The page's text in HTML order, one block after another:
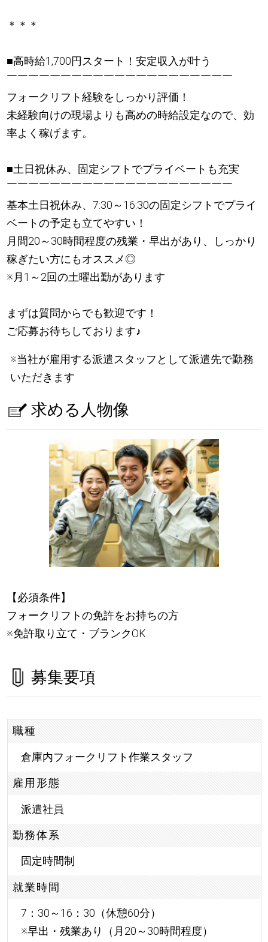
＊＊＊
■高時給1,700円スタート！安定収入が叶う
￣￣￣￣￣￣￣￣￣￣￣￣￣￣￣￣￣￣￣￣￣
フォークリフト経験をしっかり評価！
未経験向けの現場よりも高めの時給設定なので、効
率よく稼げます。
■土日祝休み、固定シフトでプライベートも充実
￣￣￣￣￣￣￣￣￣￣￣￣￣￣￣￣￣￣￣￣￣
基本土日祝休み、7:30～16:30の固定シフトでプライ
ベートの予定も立てやすい！
月間20～30時間程度の残業・早出があり、しっかり
稼ぎたい方にもオススメ◎
※月1～2回の土曜出勤があります
まずは質問からでも歓迎です！
ご応募お待ちしております♪
※当社が雇用する派遣スタッフとして派遣先で勤務
いただきます
求める人物像
【必須条件】
フォークリフトの免許をお持ちの方
※免許取り立て・ブランクOK
募集要項
職種
倉庫内フォークリフト作業スタッフ
雇用形態
派遣社員
勤務体系
固定時間制
就業時間
7：30～16：30（休憩60分）
※早出・残業あり（月20～30時間程度）